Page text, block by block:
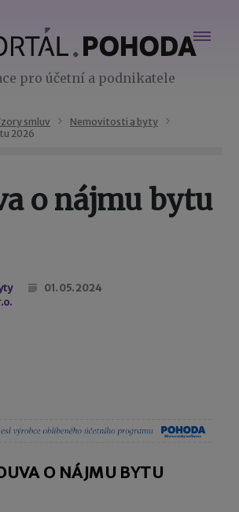
pro účetní a podnikatele
smluv
Nemovitosti a byty
2026
o nájmu bytu
01. 05. 2024
O NÁJMU BYTU